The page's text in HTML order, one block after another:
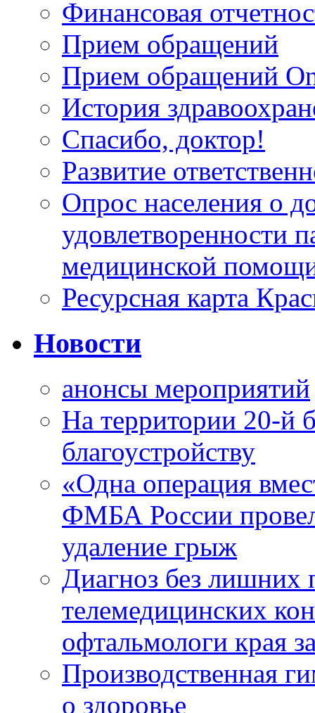
Финансовая
Прием обращений
Прием обращений
История
Спасибо, доктор!
Развитие
Опрос населения о
удовлетворенности
медицинской
Ресурсная карта
Новости
анонсы мероприятий
На территории 20-й
благоустройству
«Одна операция
ФМБА России
удаление грыж
Диагноз без лишних
телемедицинских
офтальмологи края
Производственная
о здоровье